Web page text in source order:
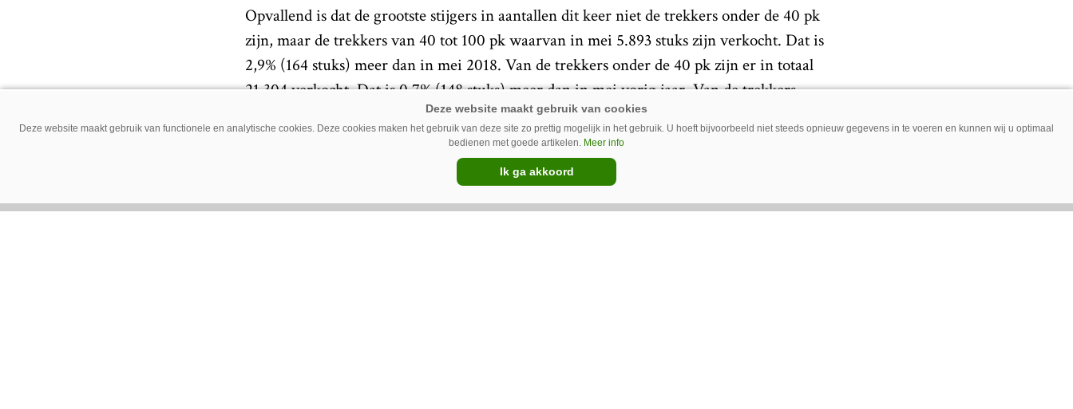
Opvallend is dat de grootste stijgers in aantallen dit keer niet de trekkers onder de 40 pk
zijn, maar de trekkers van 40 tot 100 pk waarvan in mei 5.893 stuks zijn verkocht. Dat is
2,9% (164 stuks) meer dan in mei 2018. Van de trekkers onder de 40 pk zijn er in totaal
21.304 verkocht. Dat is 0,7% (148 stuks) meer dan in mei vorig jaar. Van de trekkers
boven de 100 pk zijn er 1.646 stuks verkocht wat een stijging van 8,6% (131 stuks)
betekent. Ook de verkoop van kniktrekkers is licht gestegen. Zo waren er in totaal 178
stuks verkocht in mei, dat is 8,6% (4 stuks) meer dan in mei 2018
Verkoop combines gedaald
Deze website maakt gebruik van functionele en analytische cookies. Deze cookies maken het gebruik van deze site zo prettig mogelijk in het gebruik. U hoeft bijvoorbeeld niet steeds opnieuw gegevens in te voeren en kunnen wij u optimaal
bedienen met goede artikelen. Meer info
Ik ga akkoord